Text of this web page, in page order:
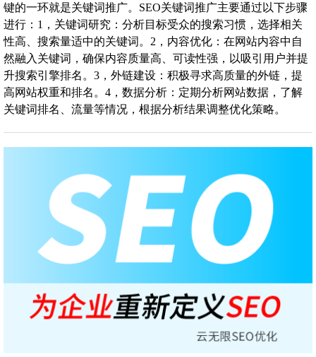
键的一环就是关键词推广。SEO关键词推广主要通过以下步骤
进行：1，关键词研究：分析目标受众的搜索习惯，选择相关
性高、搜索量适中的关键词。2，内容优化：在网站内容中自
然融入关键词，确保内容质量高、可读性强，以吸引用户并提
升搜索引擎排名。3，外链建设：积极寻求高质量的外链，提
高网站权重和排名。4，数据分析：定期分析网站数据，了解
关键词排名、流量等情况，根据分析结果调整优化策略。